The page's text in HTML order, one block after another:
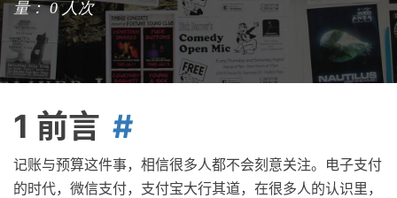
量： 0人次
1 前言
记账与预算这件事，相信很多人都不会刻意关注。电子支付
的时代，微信支付，支付宝大行其道，在很多人的认识里，